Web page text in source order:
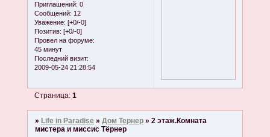
Приглашений: 0
Сообщений: 12
Уважение: [+0/-0]
Позитив: [+0/-0]
Провел на форуме:
45 минут
Последний визит:
2009-05-24 21:28:54
Страница: 1
» Life in Paradise » Дом Тернер » 2 этаж.Комната
мистера и миссис Тёрнер